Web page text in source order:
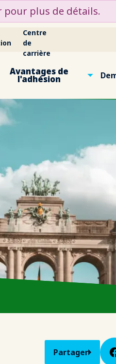
pour plus de détails.
Centre
de
carrière
Avantages de
l'adhésion
Partager